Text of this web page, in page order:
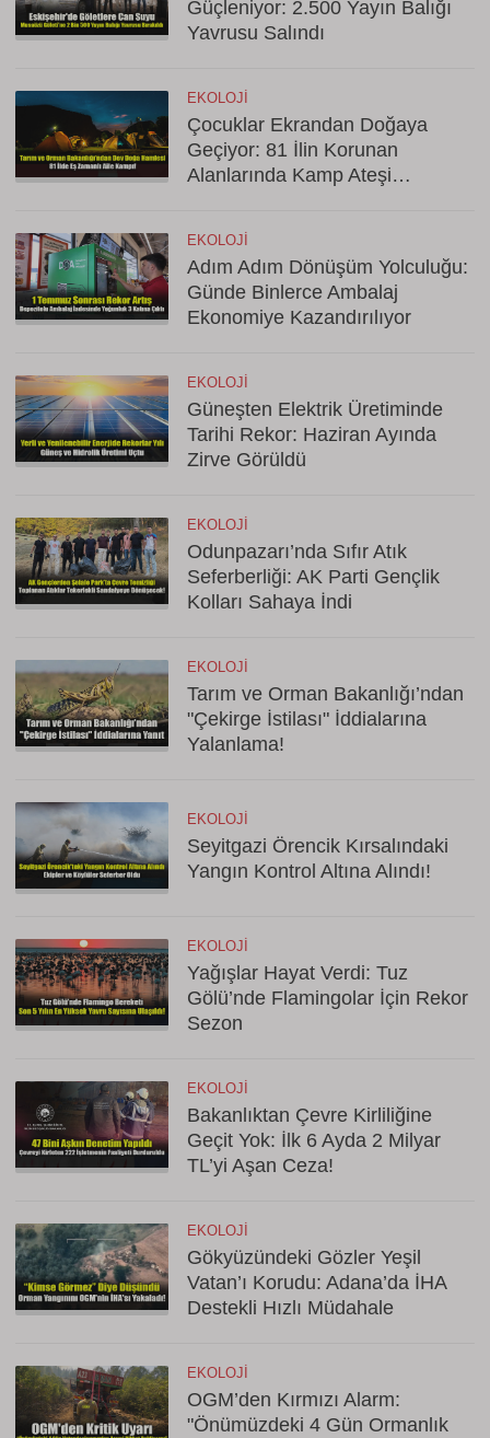
Güçleniyor: 2.500 Yayın Balığı
Yavrusu Salındı
EKOLOJI
Çocuklar Ekrandan Doğaya
Geçiyor: 81 İlin Korunan
Alanlarında Kamp Ateşi
EKOLOJI
Adım Adım Dönüşüm Yolculuğu:
Günde Binlerce Ambalaj
Ekonomiye Kazandırılıyor
EKOLOJI
Güneşten Elektrik Üretiminde
Tarihi Rekor: Haziran Ayında
Zirve Görüldü
EKOLOJI
Odunpazarı’nda Sıfır Atık
Seferberliği: AK Parti Gençlik
Kolları Sahaya İndi
EKOLOJI
Tarım ve Orman Bakanlığı’ndan
"Çekirge İstilası" İddialarına
Yalanlama!
EKOLOJI
Seyitgazi Örencik Kırsalındaki
Yangın Kontrol Altına Alındı!
EKOLOJI
Yağışlar Hayat Verdi: Tuz
Gölü’nde Flamingolar İçin Rekor
Sezon
EKOLOJI
Bakanlıktan Çevre Kirliliğine
Geçit Yok: İlk 6 Ayda 2 Milyar
TL’yi Aşan Ceza!
EKOLOJI
Gökyüzündeki Gözler Yeşil
Vatan’ı Korudu: Adana’da İHA
Destekli Hızlı Müdahale
EKOLOJI
OGM’den Kırmızı Alarm:
"Önümüzdeki 4 Gün Ormanlık